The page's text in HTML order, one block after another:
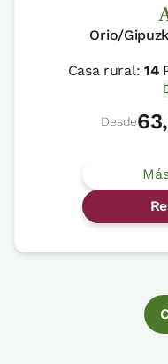
Orio/
Casa rural: 14
Desde